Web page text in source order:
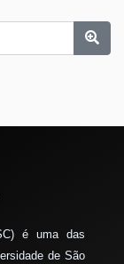
é uma das
de São